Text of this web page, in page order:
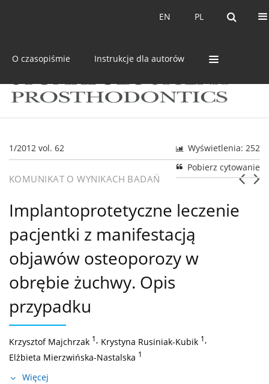
PL
EN PL
EN
O czasopiśmie Instrukcje dla autorów
1/2012 vol. 62
Wyświetlenia: 252
Pobierz cytowanie
KOMUNIKAT O WYNIKACH BADAŃ
Implantoprotetyczne leczenie
pacjentki z manifestacją
objawów osteoporozy w
obrębie żuchwy. Opis
przypadku
Krzysztof Majchrzak 1, Krystyna Rusiniak-Kubik 1,
Elżbieta Mierzwińska-Nastalska 1
Więcej